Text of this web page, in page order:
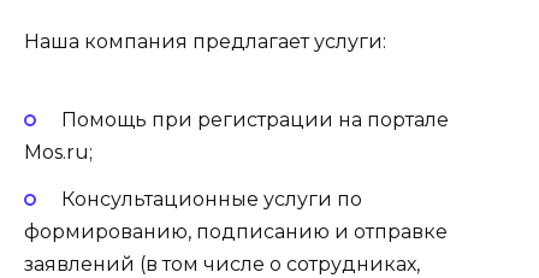
Наша компания предлагает услуги:
Помощь при регистрации на портале
Mos.ru;
Консультационные услуги по
формированию, подписанию и отправке
заявлений (в том числе о сотрудниках,